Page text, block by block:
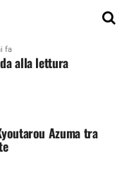
fa
alla lettura
Azuma tra